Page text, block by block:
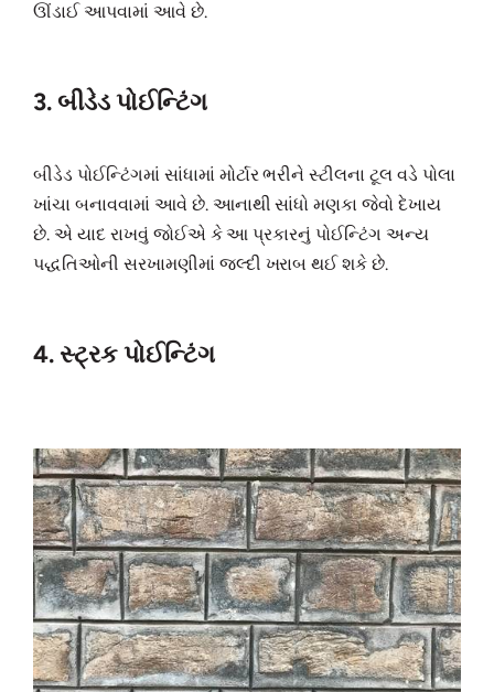
ઊંડાઈ આપવામાં આવે છે.
3. બીડેડ પોઈન્ટિંગ
બીડેડ પોઈન્ટિંગમાં સાંધામાં મોર્ટાર ભરીને સ્ટીલના ટૂલ વડે પોલા
ખાંચા બનાવવામાં આવે છે. આનાથી સાંધો મણકા જેવો દેખાય
છે. એ યાદ રાખવું જોઈએ કે આ પ્રકારનું પોઈન્ટિંગ અન્ય
પદ્ધતિઓની સરખામણીમાં જલ્દી ખરાબ થઈ શકે છે.
4. સ્ટ્રક પોઈન્ટિંગ